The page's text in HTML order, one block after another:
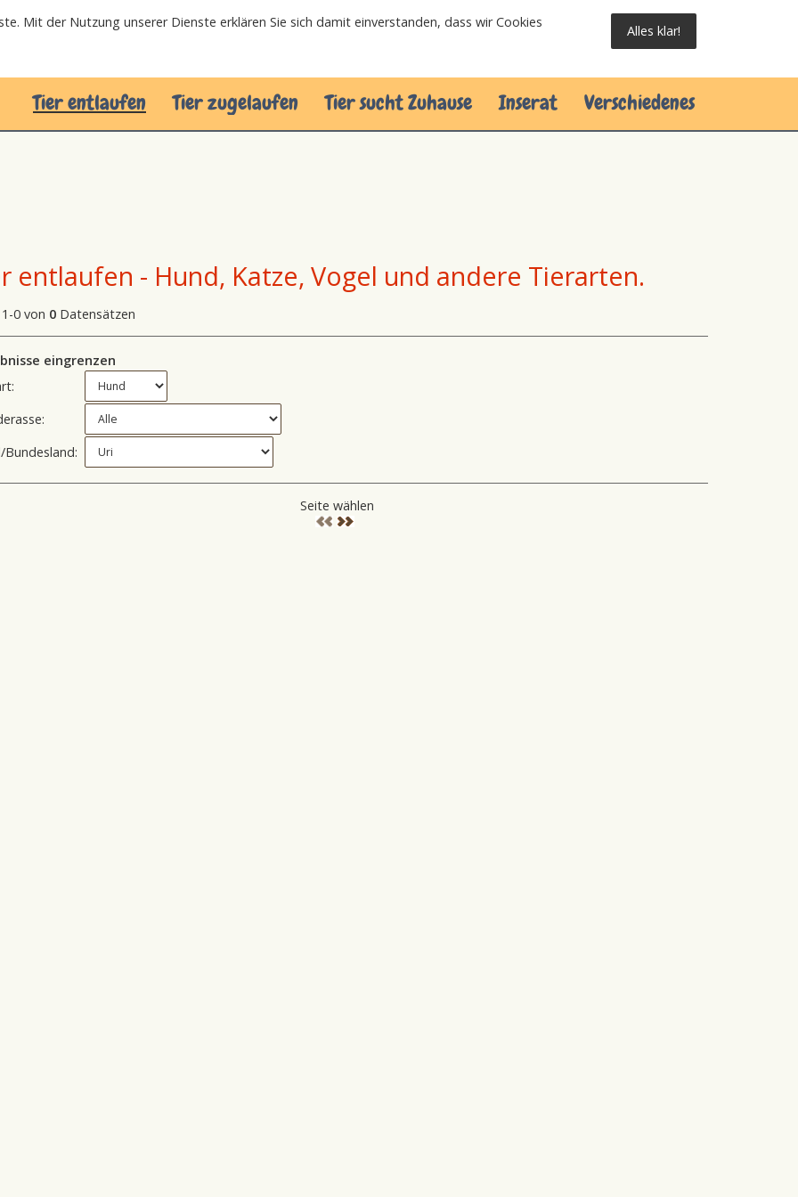
Alles klar!
Mit der Nutzung unserer Dienste erklären Sie sich damit einverstanden, dass wir Cookies
Tier entlaufen Tier zugelaufen Tier sucht Zuhause Inserat Verschiedenes
entlaufen - Hund, Katze, Vogel und andere Tierarten.
0 von 0 Datensätzen
eingrenzen
Bundesland:
Seite wählen